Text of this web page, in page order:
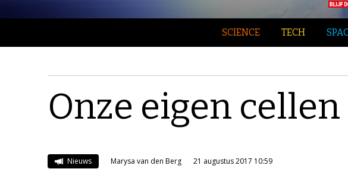
SCIENCE TECH
Onze eigen
Nieuws Marysa van den Berg 21 augustus 2017 10:59